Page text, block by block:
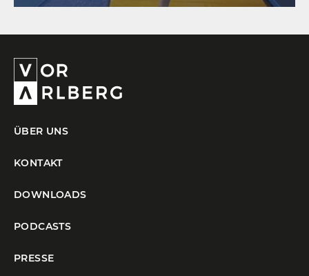
ÜBER UNS
KONTAKT
DOWNLOADS
PODCASTS
PRESSE